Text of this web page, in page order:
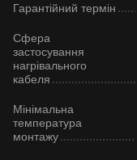
Гарантійний термін
Сфера
застосування
нагрівального
кабеля
Мінімальна
температура
монтажу